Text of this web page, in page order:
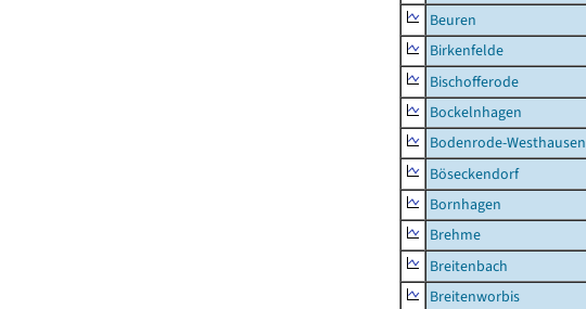
Beuren
Birkenfelde
Bischofferode
Bockelnhagen
Bodenrode-Westhausen
Böseckendorf
Bornhagen
Brehme
Breitenbach
Breitenworbis